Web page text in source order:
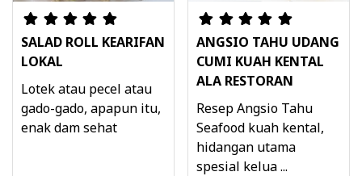
SALAD ROLL KEARIFAN
LOKAL
Lotek atau pecel atau
gado-gado, apapun itu,
enak dam sehat
ANGSIO TAHU UDANG
CUMI KUAH KENTAL
ALA RESTORAN
Resep Angsio Tahu
Seafood kuah kental,
hidangan utama
spesial kelua ...